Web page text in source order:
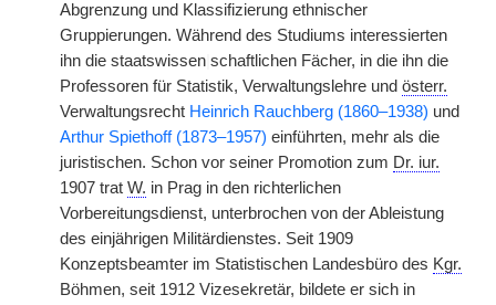
Abgrenzung und Klassifizierung ethnischer
Gruppierungen. Während des Studiums interessierten
ihn die staatswissen schaftlichen Fächer, in die ihn die
Professoren für Statistik, Verwaltungslehre und österr.
Verwaltungsrecht Heinrich Rauchberg (1860–1938) und
Arthur Spiethoff (1873–1957) einführten, mehr als die
juristischen. Schon vor seiner Promotion zum Dr. iur.
1907 trat W. in Prag in den richterlichen
Vorbereitungsdienst, unterbrochen von der Ableistung
des einjährigen Militärdienstes. Seit 1909
Konzeptsbeamter im Statistischen Landesbüro des Kgr.
Böhmen, seit 1912 Vizesekretär, bildete er sich in